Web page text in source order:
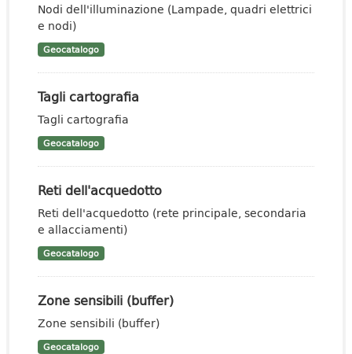
Nodi dell'illuminazione (Lampade, quadri elettrici
e nodi)
Geocatalogo
Tagli cartografia
Tagli cartografia
Geocatalogo
Reti dell'acquedotto
Reti dell'acquedotto (rete principale, secondaria
e allacciamenti)
Geocatalogo
Zone sensibili (buffer)
Zone sensibili (buffer)
Geocatalogo